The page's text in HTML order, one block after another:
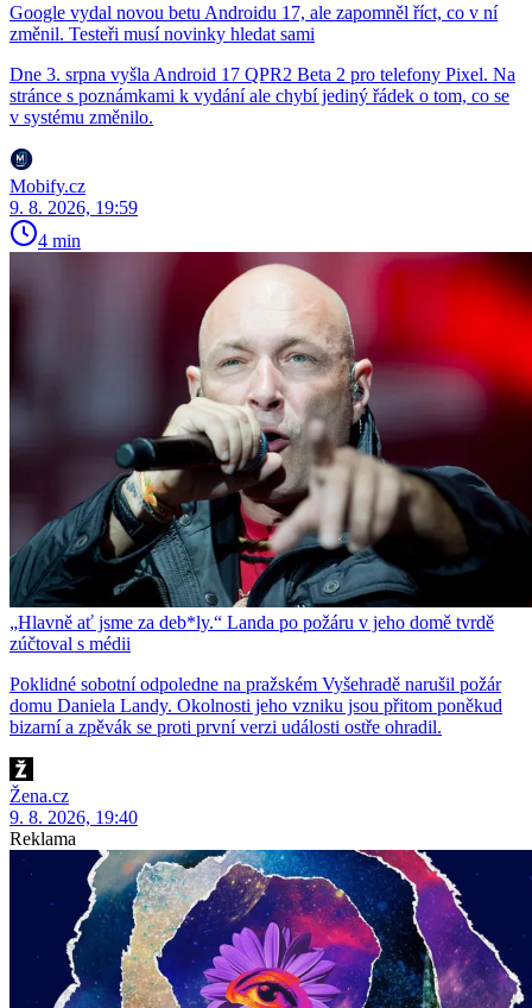
Google vydal novou betu Androidu 17, ale zapomněl říct, co v ní
změnil. Testeři musí novinky hledat sami
Dne 3. srpna vyšla Android 17 QPR2 Beta 2 pro telefony Pixel. Na
stránce s poznámkami k vydání ale chybí jediný řádek o tom, co se
v systému změnilo.
Mobify.cz
9. 8. 2026, 19:59
4 min
„Hlavně ať jsme za deb*ly.“ Landa po požáru v jeho domě tvrdě
zúčtoval s médii
Poklidné sobotní odpoledne na pražském Vyšehradě narušil požár
domu Daniela Landy. Okolnosti jeho vzniku jsou přitom poněkud
bizarní a zpěvák se proti první verzi události ostře ohradil.
Žena.cz
9. 8. 2026, 19:40
Reklama